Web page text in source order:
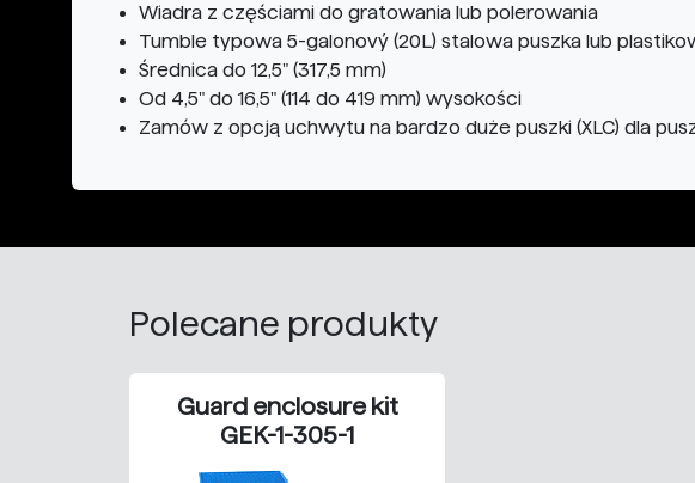
Wiadra z częściami do gratowania lub polerowania
Tumble typowa 5-galonový (20L) stalowa puszka lub
Średnica do 12,5" (317,5 mm)
Od 4,5" do 16,5" (114 do 419 mm) wysokości
Zamów z opcją uchwytu na bardzo duże puszki (XLC) dla
Polecane produkty
Guard enclosure kit
GEK-1-305-1